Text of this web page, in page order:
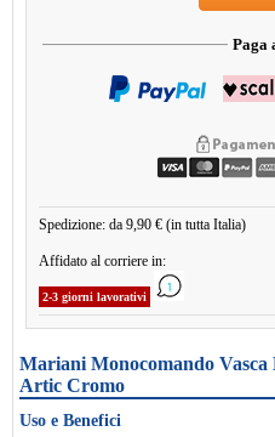
Paga
Spedizione: da 9,90 € (in tutta Italia)
Affidato al corriere in:
2-3 giorni lavorativi
Mariani Monocomando Vasca
Artic Cromo
Uso e Benefici